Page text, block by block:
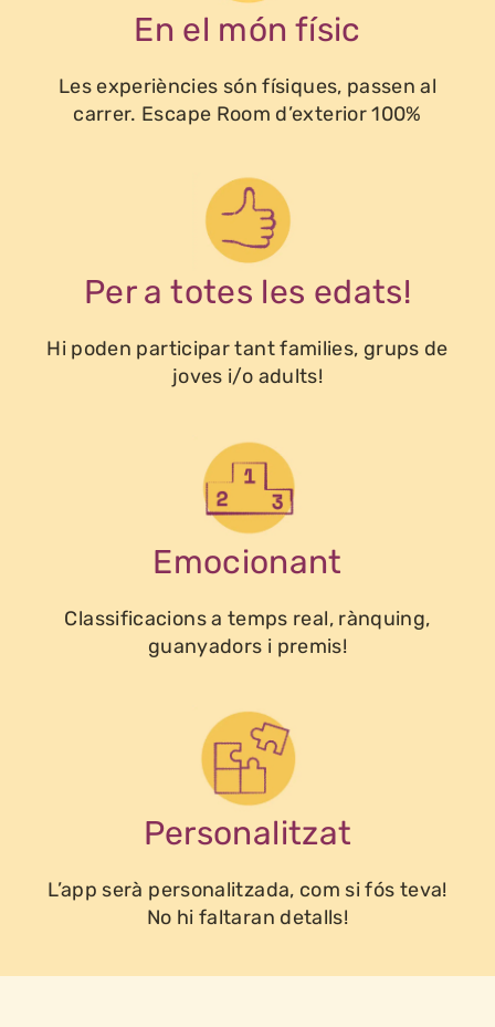
En el món físic
Les experiències són físiques, passen al
carrer. Escape Room d’exterior 100%
Per a totes les edats!
Hi poden participar tant families, grups de
joves i/o adults!
Emocionant
Classificacions a temps real, rànquing,
guanyadors i premis!
Personalitzat
L’app serà personalitzada, com si fós teva!
No hi faltaran detalls!